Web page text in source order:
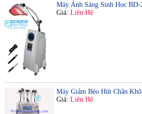
Máy Ánh Sáng Sinh Học BD-
Giá: Liên Hệ
Máy Giảm Béo Hút Chân
Giá: Liên Hệ